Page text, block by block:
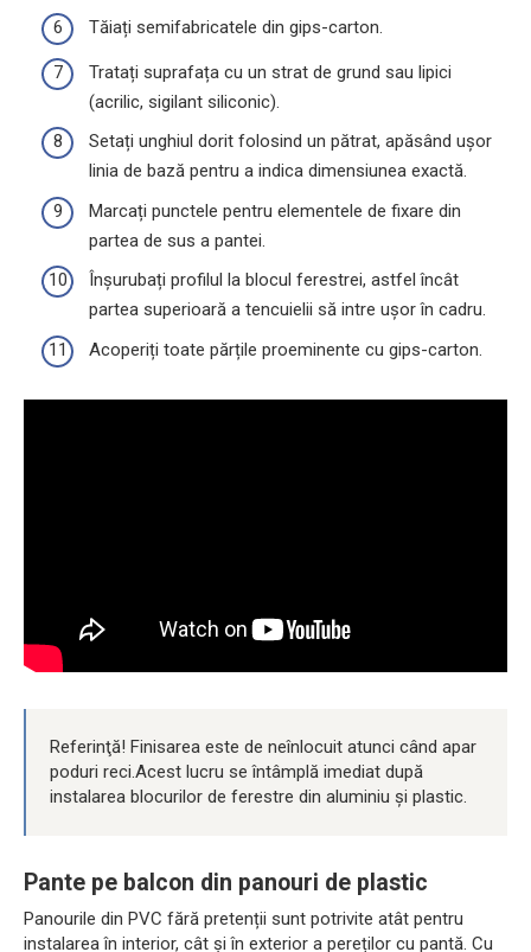
Tăiați semifabricatele din gips-carton.
Tratați suprafața cu un strat de grund sau lipici
(acrilic, sigilant siliconic).
Setați unghiul dorit folosind un pătrat, apăsând ușor
linia de bază pentru a indica dimensiunea exactă.
Marcați punctele pentru elementele de fixare din
partea de sus a pantei.
Înșurubați profilul la blocul ferestrei, astfel încât
partea superioară a tencuielii să intre ușor în cadru.
Acoperiți toate părțile proeminente cu gips-carton.
Referinţă! Finisarea este de neînlocuit atunci când apar
poduri reci.Acest lucru se întâmplă imediat după
instalarea blocurilor de ferestre din aluminiu și plastic.
Pante pe balcon din panouri de plastic
Panourile din PVC fără pretenții sunt potrivite atât pentru
instalarea în interior, cât și în exterior a pereților cu pantă. Cu